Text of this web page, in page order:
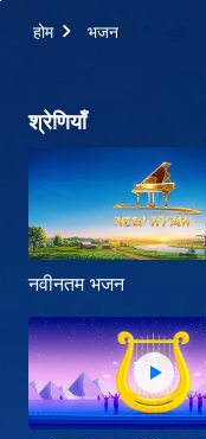
होम भजन
श्रेणियाँ
नवीनतम भजन